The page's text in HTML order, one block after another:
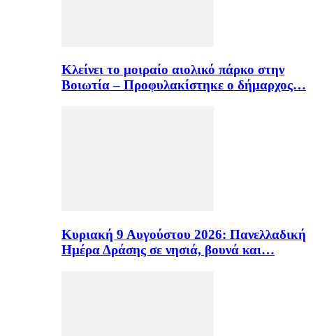
Κλείνει το μοιραίο αιολικό πάρκο στην
Βοιωτία – Προφυλακίστηκε ο δήμαρχος…
Κυριακή 9 Αυγούστου 2026: Πανελλαδική
Ημέρα Δράσης σε νησιά, βουνά και…